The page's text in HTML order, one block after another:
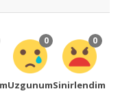
0
Uzgunum
0
Sinirlendim